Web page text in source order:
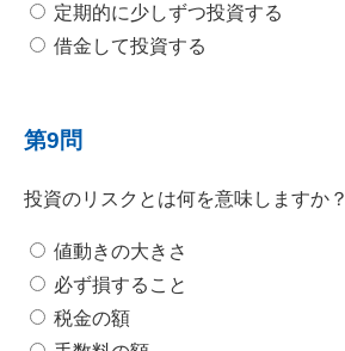
定期的に少しずつ投資する
借金して投資する
第9問
投資のリスクとは何を意味しますか？
値動きの大きさ
必ず損すること
税金の額